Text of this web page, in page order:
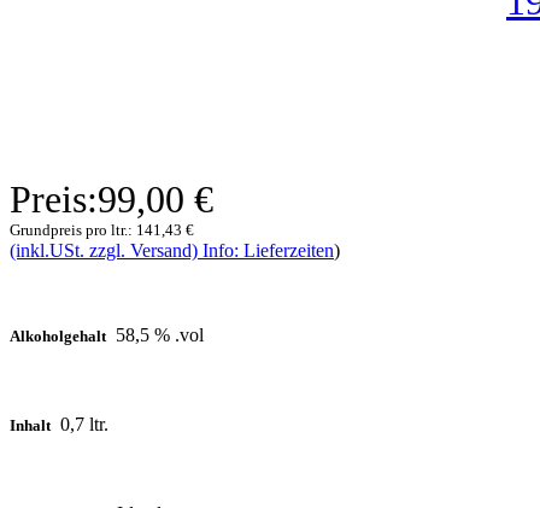
Preis:99,00 €
Grundpreis pro ltr.: 141,43 €
(inkl.USt. zzgl. Versand) Info: Lieferzeiten)
Alkoholgehalt 58,5 % .vol
Inhalt 0,7 ltr.